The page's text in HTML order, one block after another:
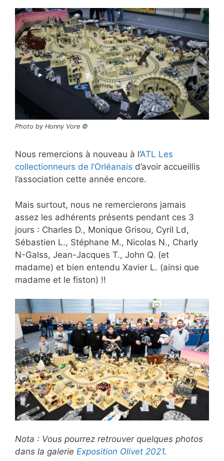
Photo by Honny Vore ©
Nous remercions à nouveau à l’ATL Les
collectionneurs de l’Orléanais d’avoir accueillis
l’association cette année encore.
Mais surtout, nous ne remercierons jamais
assez les adhérents présents pendant ces 3
jours : Charles D., Monique Grisou, Cyril Ld,
Sébastien L., Stéphane M., Nicolas N., Charly
N-Galss, Jean-Jacques T., John Q. (et
madame) et bien entendu Xavier L. (ainsi que
madame et le fiston) !!
Nota : Vous pourrez retrouver quelques photos
dans la galerie Exposition Olivet 2021.